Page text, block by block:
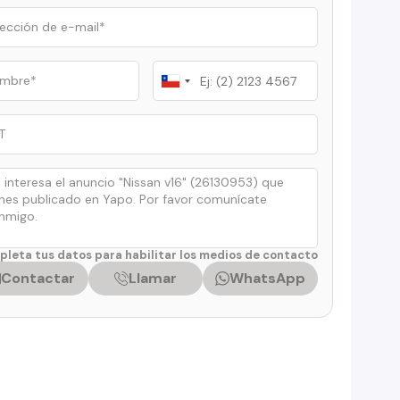
Chile
+56
tus datos para habilitar los medios de contacto
Contactar Llamar WhatsApp